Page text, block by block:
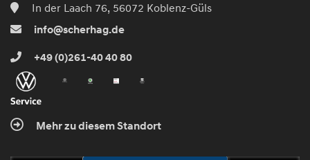
In der Laach 76, 56072 Koblenz-Güls
info@scherhag.de
+49 (0)261-40 40 80
Mehr zu diesem Standort